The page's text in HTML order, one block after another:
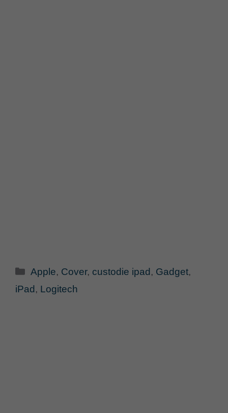
Categorie
Apple, Cover, custodie ipad , Gadget,
iPad , Logitech